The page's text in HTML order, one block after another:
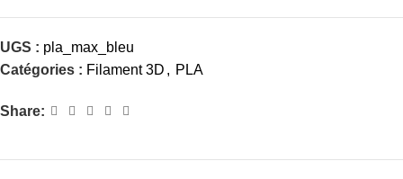
UGS : pla_max_bleu
Catégories : Filament 3D , PLA
Share: